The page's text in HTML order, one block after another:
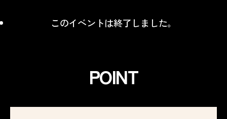
websiteこのイベントは終了しました。
POINT